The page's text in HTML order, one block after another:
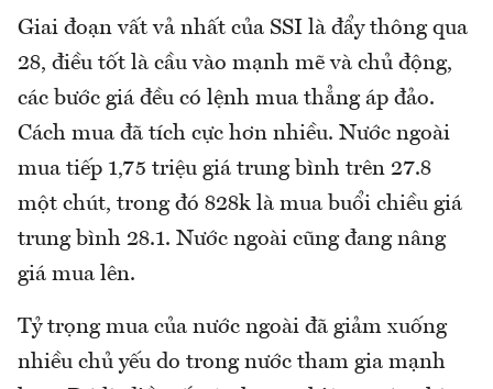
Giai đoạn vất vả nhất của SSI là đẩy thông qua
28, điều tốt là cầu vào mạnh mẽ và chủ động,
các bước giá đều có lệnh mua thẳng áp đảo.
Cách mua đã tích cực hơn nhiều. Nước ngoài
mua tiếp 1,75 triệu giá trung bình trên 27.8
một chút, trong đó 828k là mua buổi chiều giá
trung bình 28.1. Nước ngoài cũng đang nâng
giá mua lên.
Tỷ trọng mua của nước ngoài đã giảm xuống
nhiều chủ yếu do trong nước tham gia mạnh